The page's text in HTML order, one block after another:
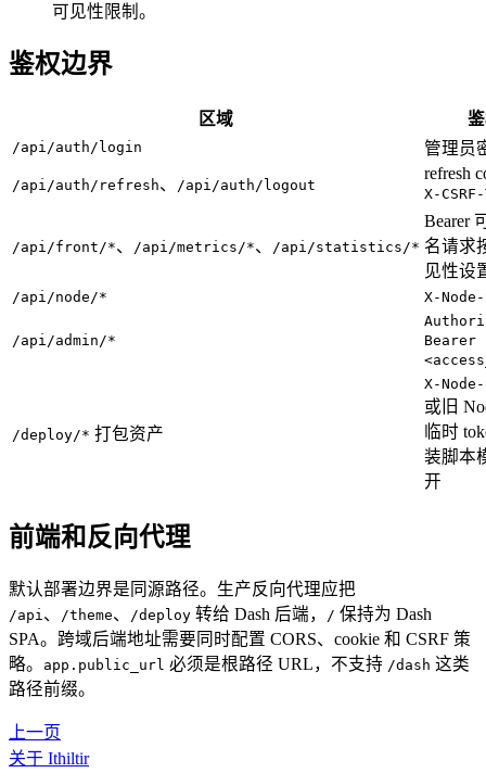
可见性限制。
鉴权边界
区域
/api/auth/login 管理员
/api/auth/refresh、 /api/auth/logout
refresh
X-
/api/front/*、 /api/metrics/*、 /api/statistics/*
Bearer
名请求
见性设
/api/node/* X-
/api/admin/*
Bearer
/deploy/* 打包资产
X-
或旧
临时
装脚本
开
前端和反向代理
默认部署边界是同源路径。生产反向代理应把
/api 、 /theme、 /deploy 转给 Dash 后端， / 保持为 Dash
SPA。跨域后端地址需要同时配置 CORS、cookie 和 CSRF 策
略。
app.public_url 必须是根路径 URL，不支持 /dash 这类
路径前缀。
上一页
关于 Ithiltir